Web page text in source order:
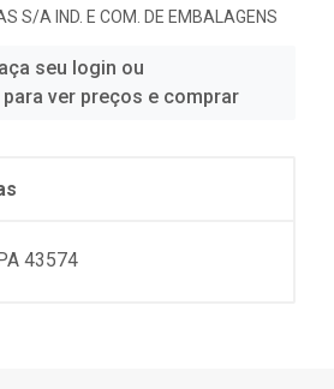
S/A IND. E COM. DE EMBALAGENS
seu login ou
ver preços e comprar
43574